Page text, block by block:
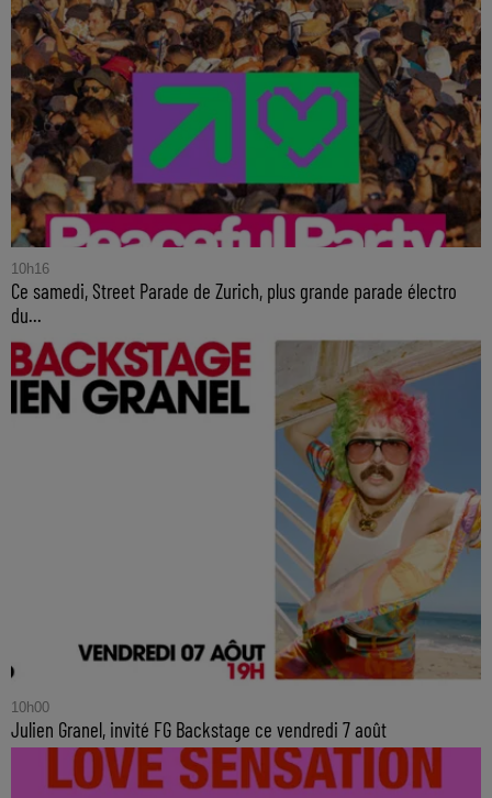
10h16
Ce samedi, Street Parade de Zurich, plus grande parade électro
du...
10h00
Julien Granel, invité FG Backstage ce vendredi 7 août